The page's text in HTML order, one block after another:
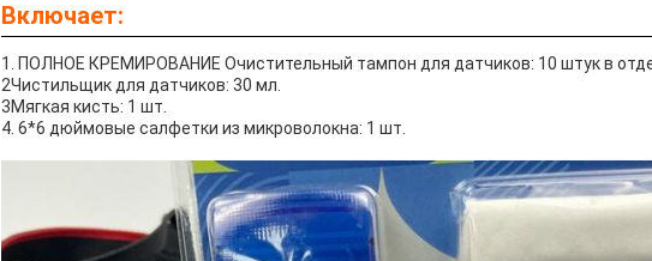
Включает:
1. ПОЛНОЕ КРЕМИРОВАНИЕ Очистительный тампон для датчиков: 10 штук в
2Чистильщик для датчиков: 30 мл.
3Мягкая кисть: 1 шт.
4. 6*6 дюймовые салфетки из микроволокна: 1 шт.